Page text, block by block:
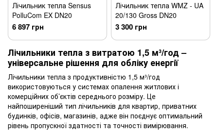
Лічильник тепла Sensus
PolluCom EX DN20
6 897 грн
Лічильник тепла WMZ - UA
20/130 Gross DN20
3 300 грн
Лічильники тепла з витратою 1,5 м³/год –
універсальне рішення для обліку енергії
Лічильники тепла з продуктивністю 1,5 м³/год
використовуються у системах опалення житлових і
комерційних об’єктів середнього розміру. Це
найпоширеніший тип лічильників для квартир, приватних
будинків, офісів, магазинів, адже він поєднує оптимальний
рівень пропускної здатності та точності вимірювання.